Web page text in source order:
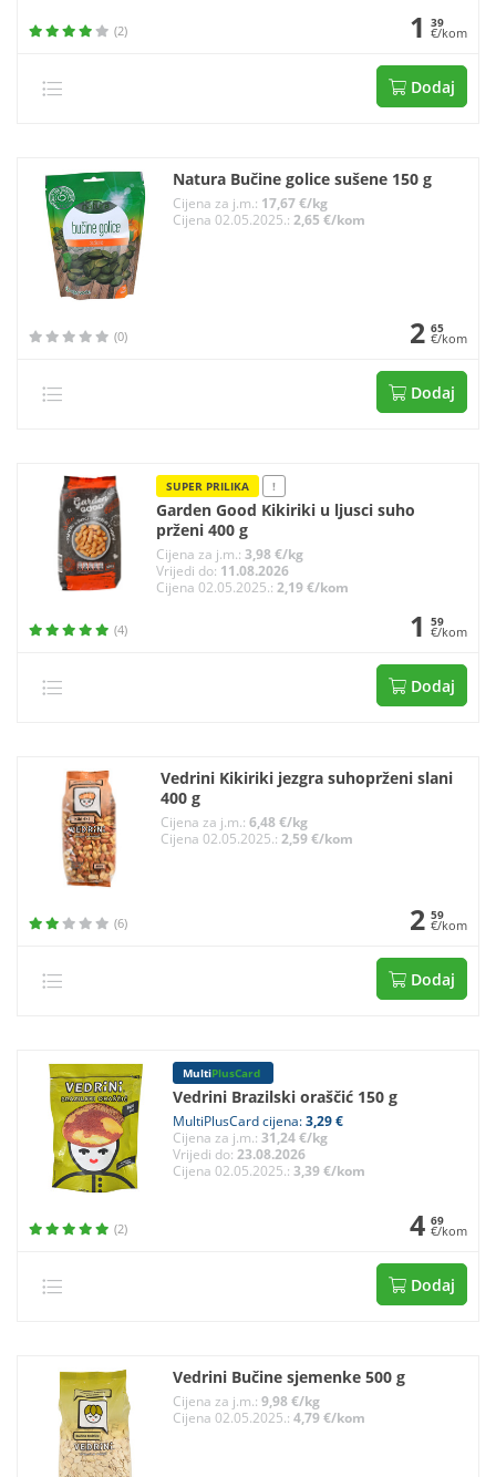
(2) 1 39
€/kom
Dodaj
Natura Bučine golice sušene 150 g
Cijena za j.m.: 17,67 €/kg
Cijena 02.05.2025.: 2,65 €/kom
(0) 2 65
€/kom
Dodaj
SUPER PRILIKA !
Garden Good Kikiriki u ljusci suho
prženi 400 g
Cijena za j.m.:3,98 €/kg
Vrijedi do: 11.08.2026
Cijena 02.05.2025.:2,19 €/kom
(4) 1 59
€/kom
Dodaj
Vedrini Kikiriki jezgra suhoprženi slani
400 g
Cijena za j.m.:6,48 €/kg
Cijena 02.05.2025.:2,59 €/kom
(6) 2 59
€/kom
Dodaj
MultiPlusCard
Vedrini Brazilski oraščić 150 g
MultiPlusCard cijena:3,29 €
Cijena za j.m.: 31,24 €/kg
Vrijedi do: 23.08.2026
Cijena 02.05.2025.: 3,39 €/kom
(2) 4 69
€/kom
Dodaj
Vedrini Bučine sjemenke 500 g
Cijena za j.m.: 9,98 €/kg
Cijena 02.05.2025.: 4,79 €/kom